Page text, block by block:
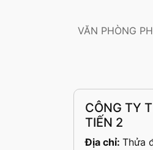
VĂN PHÒNG
CÔNG TY
TIẾN 2
Địa chỉ: Thửa